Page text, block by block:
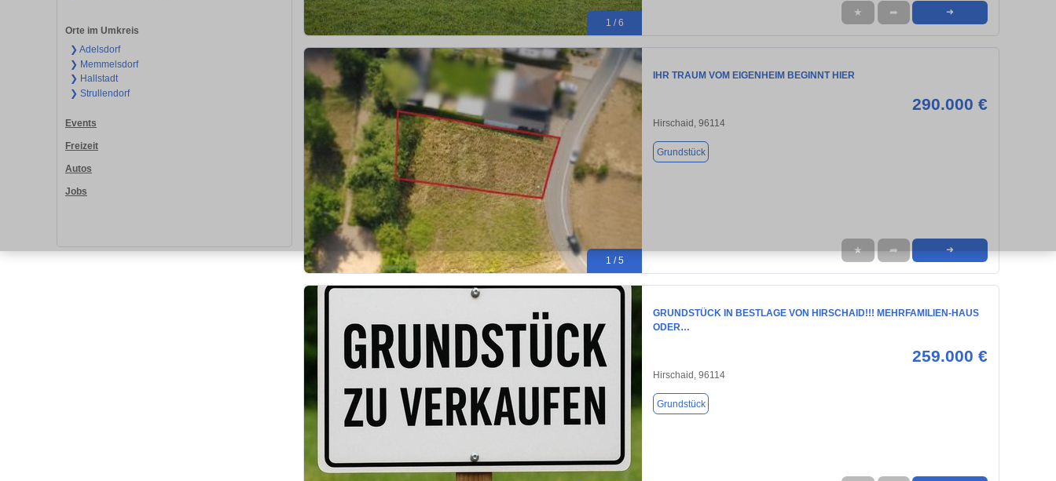
Orte im Umkreis
❯ Adelsdorf
❯ Memmelsdorf
❯ Hallstadt
❯ Strullendorf
Events
Freizeit
Autos
Jobs
1 / 6
★ ➦ ➜
1 / 5
IHR TRAUM VOM EIGENHEIM BEGINNT HIER
290.000 €
Hirschaid, 96114
Grundstück
★ ➦ ➜
GRUNDSTÜCK IN BESTLAGE VON HIRSCHAID!!! MEHRFAMILIEN-HAUS
ODER…
259.000 €
Hirschaid, 96114
Grundstück